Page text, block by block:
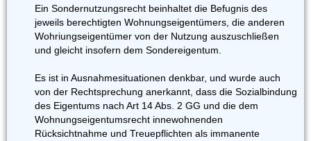
Ein Sondernutzungsrecht beinhaltet die Befugnis des
jeweils berechtigten Wohnungseigentümers, die anderen
Wohriungseigentümer von der Nutzung auszuschließen
und gleicht insofern dem Sondereigentum.
Es ist in Ausnahmesituationen denkbar, und wurde auch
von der Rechtsprechung anerkannt, dass die Sozialbindung
des Eigentums nach Art 14 Abs. 2 GG und die dem
Wohnungseigentumsrecht innewohnenden
Rücksichtnahme und Treuepflichten als immanente